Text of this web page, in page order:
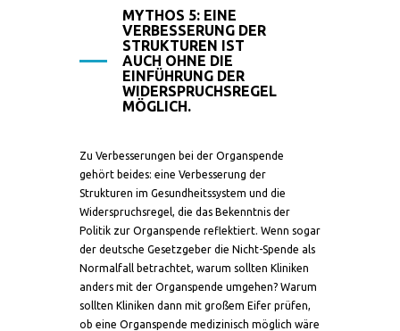
MYTHOS 5: EINE
VERBESSERUNG DER
STRUKTUREN IST
AUCH OHNE DIE
EINFÜHRUNG DER
WIDERSPRUCHSREGEL
MÖGLICH.
Zu Verbesserungen bei der Organspende
gehört beides: eine Verbesserung der
Strukturen im Gesundheitssystem und die
Widerspruchsregel, die das Bekenntnis der
Politik zur Organspende reflektiert. Wenn sogar
der deutsche Gesetzgeber die Nicht-Spende als
Normalfall betrachtet, warum sollten Kliniken
anders mit der Organspende umgehen? Warum
sollten Kliniken dann mit großem Eifer prüfen,
ob eine Organspende medizinisch möglich wäre